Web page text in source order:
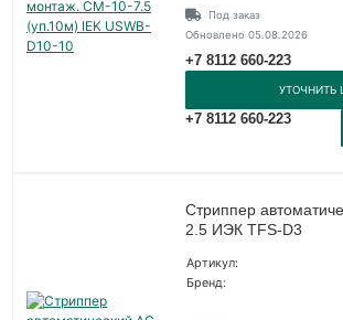
Под заказ
Обновлено 05.08.2026
+7 8112 660-223
УТОЧНИТЬ
+7 8112 660-223
Стриппер
2.5 ИЭК TFS-D3
Артикул:
Бренд: